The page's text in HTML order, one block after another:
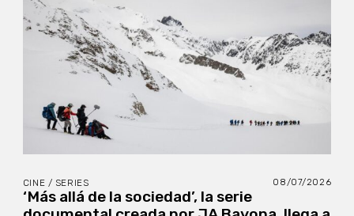
CINE / SERIES 08/07/2026
‘Más allá de la sociedad’, la serie